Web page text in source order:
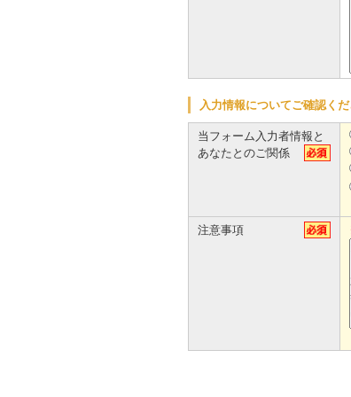
入力情報についてご確認く
当フォーム入力者情報と
あなたとのご関係
注意事項